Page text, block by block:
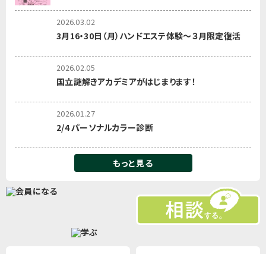
2026.03.02
3月16・30日（月）ハンドエステ体験～３月限定復活
2026.02.05
国立謎解きアカデミアがはじまります！
2026.01.27
2/4 パーソナルカラー診断
もっと見る